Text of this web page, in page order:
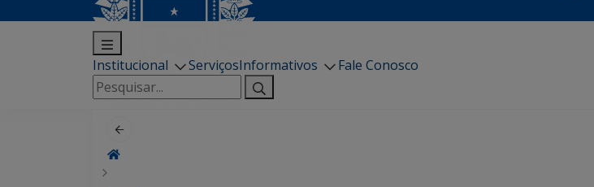
Institucional ServiçosInformativos
Fale Conosco
Pesquisar
por: